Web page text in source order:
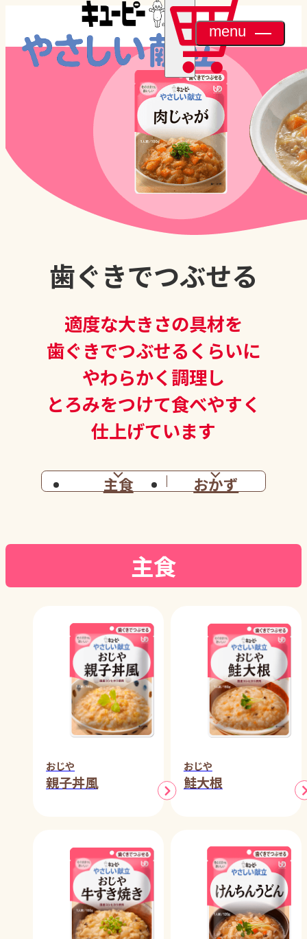
menu
歯ぐきでつぶせる
適度な大きさの具材を
歯ぐきでつぶせるくらいに
やわらかく調理し
とろみをつけて食べやすく
仕上げています
主食 おかず
主食
おじや
親子丼風
おじや
鮭大根